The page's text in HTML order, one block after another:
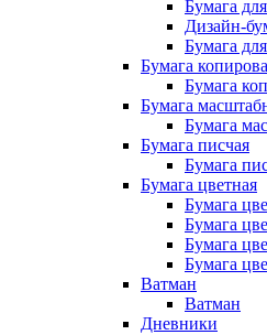
Бумага
Дизайн-
Бумага
Бумага
Бумага
Бумага
Бумага
Бумага писчая
Бумага
Бумага цветная
Бумага
Бумага
Бумага
Бумага
Ватман
Ватман
Дневники